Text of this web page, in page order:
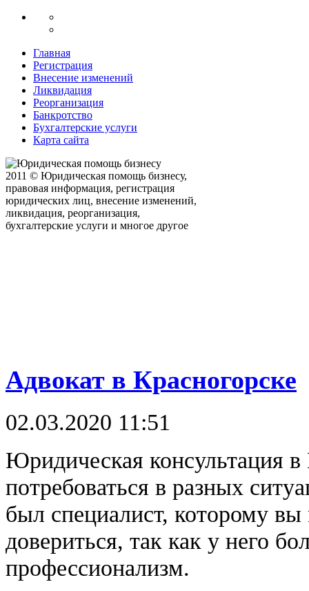
Главная
Регистрация
Внесение изменений
Ликвидация
Реорганизация
Банкротство
Бухгалтерские услуги
Карта сайта
Адвокат в Красногорске
02.03.2020 11:51
Юридическая консультация
потребоваться в разных
был специалист, которому
довериться, так как у него
профессионализм.
2011 © Юридическая помощь бизнесу,
правовая информация, регистрация
юридических лиц, внесение изменений,
ликвидация, реорганизация,
бухгалтерские услуги и многое другое